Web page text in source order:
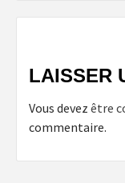
LAISSER
Vous devez être
commentaire.